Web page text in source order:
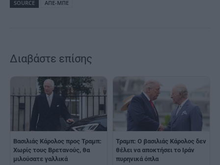
SOURCE
ΑΠΕ-ΜΠΕ
Διαβάστε επίσης
Βασιλιάς Κάρολος προς Τραμπ:
Χωρίς τους Βρετανούς, θα
μιλούσατε γαλλικά
Τραμπ: Ο βασιλιάς Κάρολος δεν
θέλει να αποκτήσει το Ιράν
πυρηνικά όπλα